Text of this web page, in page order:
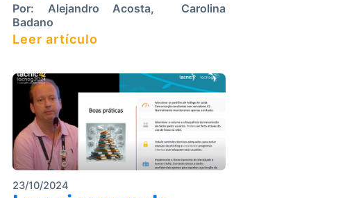
Por: Alejandro Acosta,
Carolina
Badano
Leer artículo
23/10/2024